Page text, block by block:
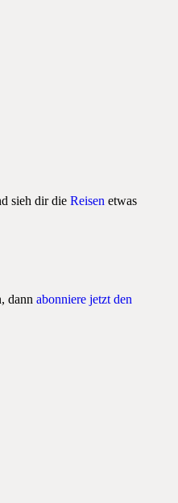
sieh dir die Reisen etwas
dann abonniere jetzt den